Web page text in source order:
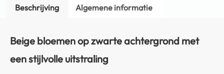
Beschrijving Algemene informatie
Beige bloemen op zwarte achtergrond met
een stijlvolle uitstraling